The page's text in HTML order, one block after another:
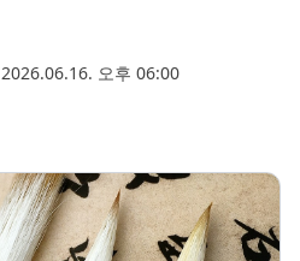
2026.06.16. 오후 06:00